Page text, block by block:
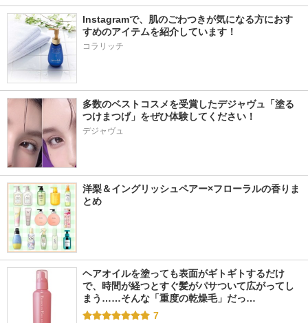
Instagramで、肌のごわつきが気になる方におす
すめのアイテムを紹介しています！
コラリッチ
多数のベストコスメを受賞したデジャヴュ「塗る
つけまつげ」をぜひ体験してください！
デジャヴュ
洋梨＆イングリッシュペアー×フローラルの香りま
とめ
ヘアオイルを塗っても表面がギトギトするだけ
で、時間が経つとすぐ髪がパサついて広がってし
まう……そんな「重度の乾燥毛」だっ…
7